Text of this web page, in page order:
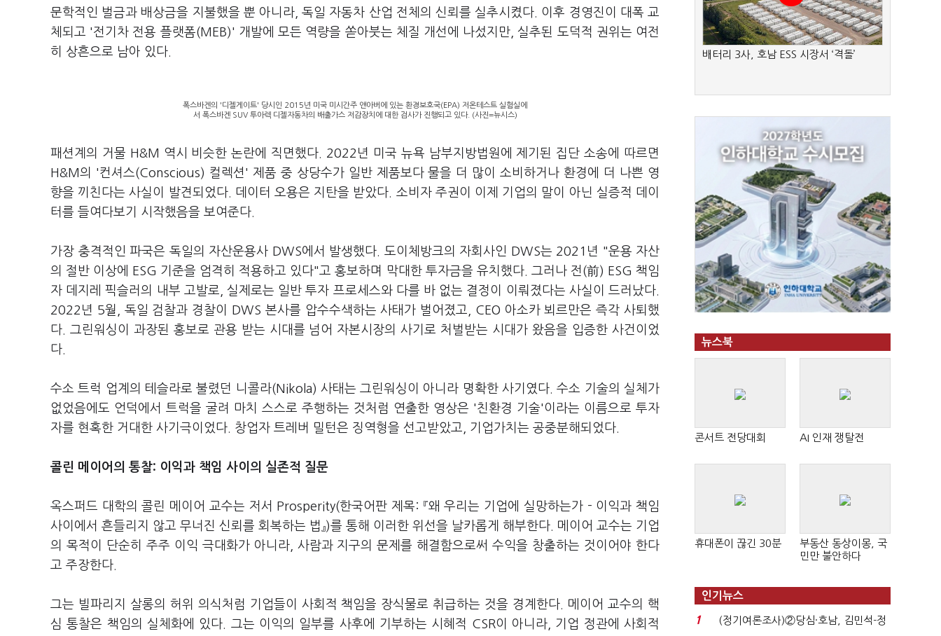
문학적인 벌금과 배상금을 지불했을 뿐 아니라, 독일 자동차 산업 전체의 신뢰를 실추시켰다. 이후 경영진이 대폭 교
체되고 '전기차 전용 플랫폼(MEB)' 개발에 모든 역량을 쏟아붓는 체질 개선에 나섰지만, 실추된 도덕적 권위는 여전
히 상흔으로 남아 있다.
폭스바겐의 '디젤게이트' 당시인 2015년 미국 미시간주 앤아버에 있는 환경보호국(EPA) 저온테스트 실험실에
서 폭스바겐 SUV 투아렉 디젤자동차의 배출가스 저감장치에 대한 검사가 진행되고 있다. (사진=뉴시스)
패션계의 거물 H&M 역시 비슷한 논란에 직면했다. 2022년 미국 뉴욕 남부지방법원에 제기된 집단 소송에 따르면
H&M의 '컨셔스(Conscious) 컬렉션' 제품 중 상당수가 일반 제품보다 물을 더 많이 소비하거나 환경에 더 나쁜 영
향을 끼친다는 사실이 발견되었다. 데이터 오용은 지탄을 받았다. 소비자 주권이 이제 기업의 말이 아닌 실증적 데이
터를 들여다보기 시작했음을 보여준다.
가장 충격적인 파국은 독일의 자산운용사 DWS에서 발생했다. 도이체방크의 자회사인 DWS는 2021년 "운용 자산
의 절반 이상에 ESG 기준을 엄격히 적용하고 있다"고 홍보하며 막대한 투자금을 유치했다. 그러나 전(前) ESG 책임
자 데지레 픽슬러의 내부 고발로, 실제로는 일반 투자 프로세스와 다를 바 없는 결정이 이뤄졌다는 사실이 드러났다.
2022년 5월, 독일 검찰과 경찰이 DWS 본사를 압수수색하는 사태가 벌어졌고, CEO 아소카 뵈르만은 즉각 사퇴했
다. 그린워싱이 과장된 홍보로 관용 받는 시대를 넘어 자본시장의 사기로 처벌받는 시대가 왔음을 입증한 사건이었
다.
수소 트럭 업계의 테슬라로 불렸던 니콜라(Nikola) 사태는 그린워싱이 아니라 명확한 사기였다. 수소 기술의 실체가
없었음에도 언덕에서 트럭을 굴려 마치 스스로 주행하는 것처럼 연출한 영상은 '친환경 기술'이라는 이름으로 투자
자를 현혹한 거대한 사기극이었다. 창업자 트레버 밀턴은 징역형을 선고받았고, 기업가치는 공중분해되었다.
콜린 메이어의 통찰: 이익과 책임 사이의 실존적 질문
옥스퍼드 대학의 콜린 메이어 교수는 저서 Prosperity(한국어판 제목: 『왜 우리는 기업에 실망하는가 - 이익과 책임
사이에서 흔들리지 않고 무너진 신뢰를 회복하는 법』)를 통해 이러한 위선을 날카롭게 해부한다. 메이어 교수는 기업
의 목적이 단순히 주주 이익 극대화가 아니라, 사람과 지구의 문제를 해결함으로써 수익을 창출하는 것이어야 한다
고 주장한다.
그는 빌파리지 살롱의 허위 의식처럼 기업들이 사회적 책임을 장식물로 취급하는 것을 경계한다. 메이어 교수의 핵
심 통찰은 책임의 실체화에 있다. 그는 이익의 일부를 사후에 기부하는 시혜적 CSR이 아니라, 기업 정관에 사회적
배터리 3사, 호남 ESS 시장서 ‘격돌’
뉴스북
콘서트 전당대회 AI 인재 쟁탈전
휴대폰이 끊긴 30분
부동산 동상이몽, 국
민만 불안하다
인기뉴스
1
(정기여론조사)②당심·호남, 김민석-정